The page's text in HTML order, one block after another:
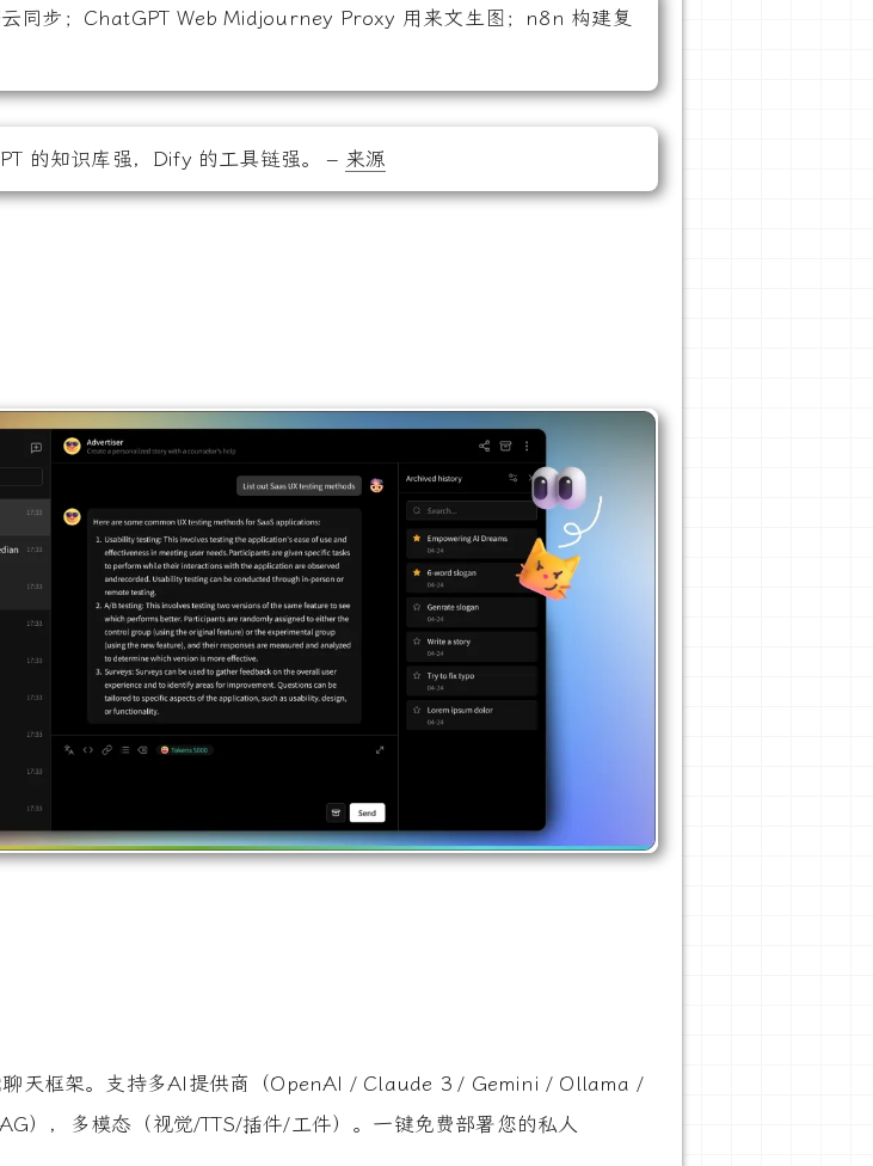
同步；ChatGPT Web Midjourney Proxy 用来文生图；n8n 构建复
的知识库强，Dify 的工具链强。 – 来源
天框架。支持多AI提供商（OpenAI / Claude 3 / Gemini / Ollama /
），多模态（视觉/TTS/插件/工件）。一键免费部署您的私人